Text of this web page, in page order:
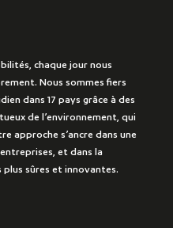
chaque jour nous
Nous sommes fiers
dans 17 pays grâce à des
de l’environnement, qui
approche s’ancre dans une
et dans la
sûres et innovantes.